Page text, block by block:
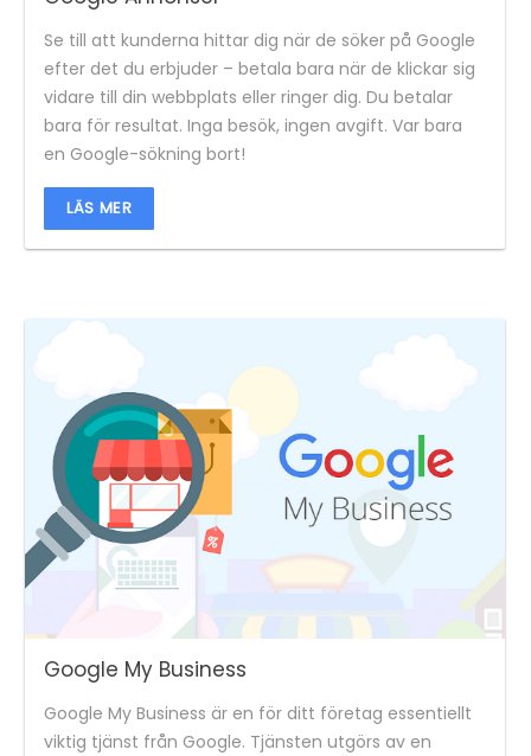
Se till att kunderna hittar dig när de söker på Google
efter det du erbjuder – betala bara när de klickar sig
vidare till din webbplats eller ringer dig. Du betalar
bara för resultat. Inga besök, ingen avgift. Var bara
en Google-sökning bort!
LÄS MER
Google My Business
Google My Business är en för ditt företag essentiellt
viktig tjänst från Google. Tjänsten utgörs av en